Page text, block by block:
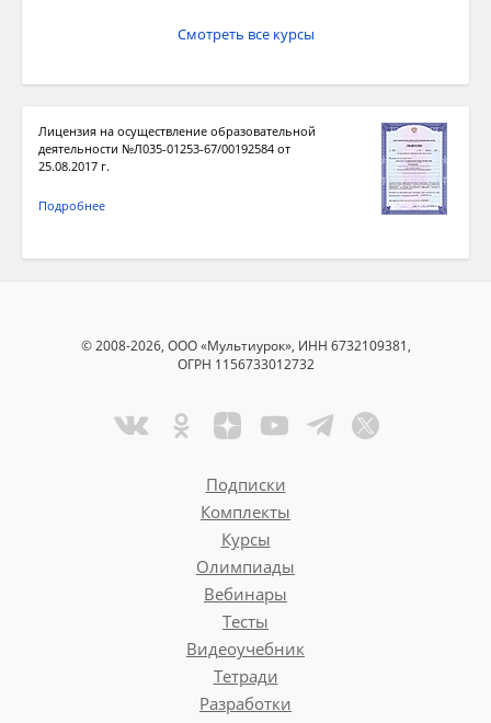
Смотреть все курсы
Лицензия на осуществление образовательной
деятельности №Л035-01253-67/00192584 от
25.08.2017 г.
Подробнее
© 2008-2026, ООО «Мультиурок», ИНН 6732109381,
ОГРН 1156733012732
Подписки
Комплекты
Курсы
Олимпиады
Вебинары
Тесты
Видеоучебник
Тетради
Разработки